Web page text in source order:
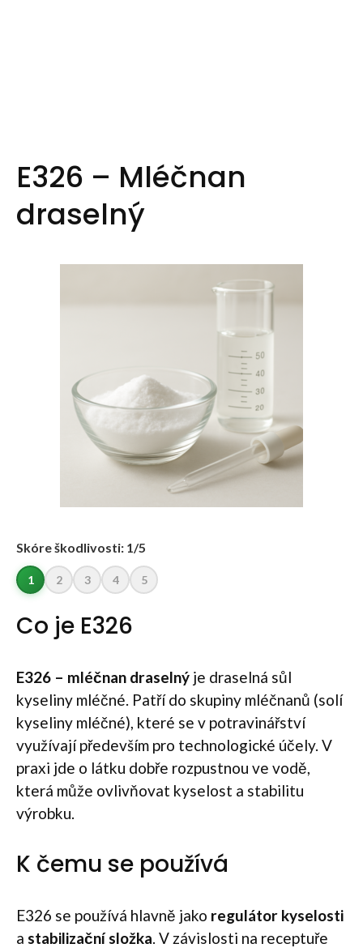
E326 – Mléčnan
draselný
Skóre škodlivosti: 1/5
1 2 3 4 5
Co je E326
E326 – mléčnan draselný je draselná sůl
kyseliny mléčné. Patří do skupiny mléčnanů (solí
kyseliny mléčné), které se v potravinářství
využívají především pro technologické účely. V
praxi jde o látku dobře rozpustnou ve vodě,
která může ovlivňovat kyselost a stabilitu
výrobku.
K čemu se používá
E326 se používá hlavně jako regulátor kyselosti
a stabilizační složka . V závislosti na receptuře